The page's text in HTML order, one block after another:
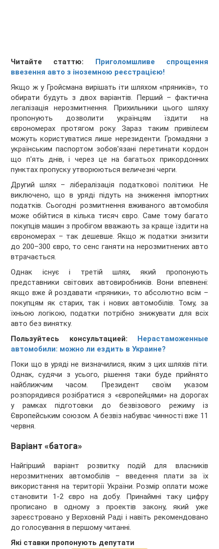
Читайте статтю: Приголомшливе спрощення
ввезення авто з іноземною реєстрацією!
Якщо ж у Гройсмана вирішать іти шляхом «пряників», то
обирати будуть з двох варіантів. Перший – фактична
легалізація нерозмитнення. Прихильники цього шляху
пропонують дозволити українцям їздити на
єврономерах протягом року. Зараз таким привілеєм
можуть користуватися лише нерезиденти. Громадяни з
українським паспортом зобов'язані перетинати кордон
що п'ять днів, і через це на багатьох прикордонних
пунктах пропуску утворюються величезні черги.
Другий шлях – лібералізація податкової політики. Не
виключено, що в уряді підуть на зниження імпортних
податків. Сьогодні розмитнення вживаного автомобіля
може обійтися в кілька тисяч євро. Саме тому багато
покупців машин з пробігом вважають за краще їздити на
єврономерах – так дешевше. Якщо ж податки знизити
до 200–300 євро, то сенс ганяти на нерозмитнених авто
втрачається.
Однак існує і третій шлях, який пропонують
представники світових автовиробників. Вони впевнені:
якщо вже й роздавати «пряники», то абсолютно всім –
покупцям як старих, так і нових автомобілів. Тому, за
їхньою логікою, податки потрібно знижувати для всіх
авто без винятку.
Пользуйтесь консультацией: Нерастаможенные
автомобили: можно ли ездить в Украине?
Поки що в уряді не визначилися, яким з цих шляхів піти.
Однак, судячи з усього, рішення таки буде прийнято
найближчим часом. Президент своїм указом
розпорядився розібратися з «європейцями» на дорогах
у рамках підготовки до безвізового режиму із
Європейським союзом. А безвіз набуває чинності вже 11
червня.
Варіант «батога»
Найгірший варіант розвитку подій для власників
нерозмитнених автомобілів – введення плати за їх
використання на території України. Розмір оплати може
становити 1-2 євро на добу. Принаймні таку цифру
прописано в одному з проектів закону, який уже
зареєстровано у Верховній Раді і навіть рекомендовано
до голосування в першому читанні.
Які ставки пропонують депутати